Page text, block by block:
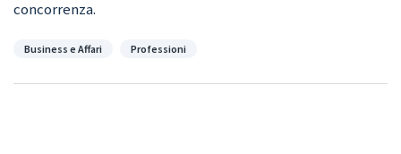
concorrenza.
Categorie
Business e Affari Professioni